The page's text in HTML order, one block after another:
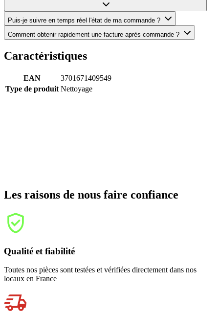
Puis-je suivre en temps réel l'état de ma commande ?
Comment obtenir rapidement une facture après commande ?
Caractéristiques
EAN
3701671409549
Type de produit Nettoyage
Les raisons de nous faire confiance
Qualité et fiabilité
Toutes nos pièces sont testées et vérifiées directement dans nos
locaux en France